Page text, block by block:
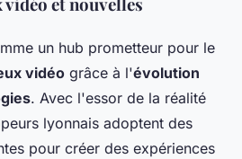
un hub prometteur pour le
vidéo grâce à l'évolution
. Avec l'essor de la réalité
lyonnais adoptent des
pour créer des expériences